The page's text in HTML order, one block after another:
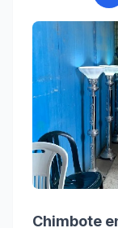
Chimbote